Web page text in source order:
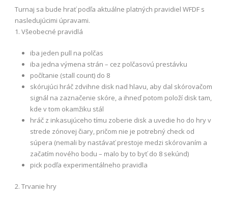
Turnaj sa bude hrať podľa aktuálne platných pravidiel WFDF s
nasledujúcimi úpravami.
1. Všeobecné pravidlá
iba jeden pull na polčas
iba jedna výmena strán – cez polčasovú prestávku
počítanie (stall count) do 8
skórujúci hráč zdvihne disk nad hlavu, aby dal skórovačom
signál na zaznačenie skóre, a ihneď potom položí disk tam,
kde v tom okamžiku stál
hráč z inkasujúceho tímu zoberie disk a uvedie ho do hry v
strede zónovej čiary, pričom nie je potrebný check od
súpera (nemali by nastávať prestoje medzi skórovaním a
začatím nového bodu – malo by to byť do 8 sekúnd)
pick podľa experimentálneho pravidla
2. Trvanie hry